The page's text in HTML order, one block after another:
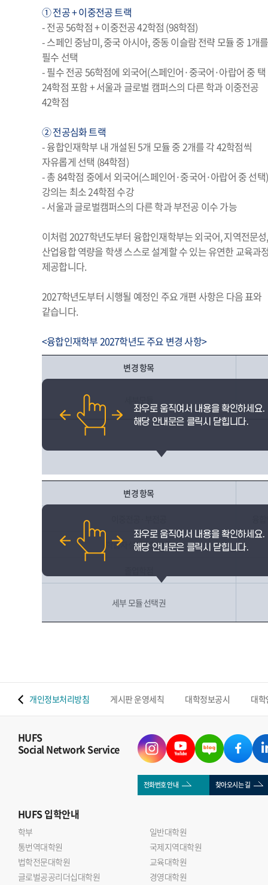
① 전공 + 이중전공 트랙
- 전공 56학점 + 이중전공 42학점 (98학점)
- 스페인 중남미, 중국 아시아, 중동 이슬람 전략 모듈 중 1개를
필수 선택
- 필수 전공 56학점에 외국어(스페인어·중국어·아랍어 중 택
24학점 포함 + 서울과 글로벌 캠퍼스의 다른 학과 이중전공
42학점
② 전공심화 트랙
- 융합인재학부 내 개설된 5개 모듈 중 2개를 각 42학점씩
자유롭게 선택 (84학점)
- 총 84학점 중에서 외국어(스페인어·중국어·아랍어 중 선택)
강의는 최소 24학점 수강
- 서울과 글로벌캠퍼스의 다른 학과 부전공 이수 가능
이처럼 2027학년도부터 융합인재학부는 외국어, 지역전문성,
산업융합 역량을 학생 스스로 설계할 수 있는 유연한 교육과
제공합니다.
2027학년도부터 시행될 예정인 주요 개편 사항은 다음 표와
같습니다.
<융합인재학부 2027학년도 주요 변경 사항>
변경 항목
변경 항목
학습자설계융합전공
세부 모듈 선택권
개인정보처리방침 게시판 운영세칙 대학정보공시 대
HUFS
Social Network Service
전화번호 안내 찾아오시는 길
HUFS입학안내
학부
일반대학원
통번역대학원
국제지역대학원
법학전문대학원
교육대학원
글로벌공공리더십대학원
경영대학원